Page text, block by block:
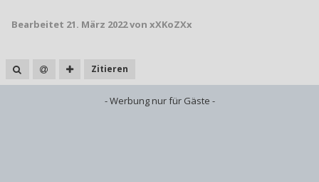
Bearbeitet 21. März 2022von xXKoZXx
Zitieren
- Werbung nur für Gäste -